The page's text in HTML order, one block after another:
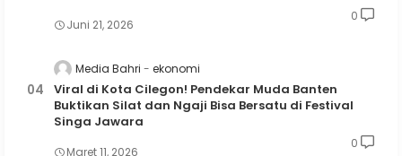
Juni 21, 2026
0
Media Bahri ekonomi
Viral di Kota Cilegon! Pendekar Muda Banten
Buktikan Silat dan Ngaji Bisa Bersatu di Festival
Singa Jawara
Maret 11, 2026
0